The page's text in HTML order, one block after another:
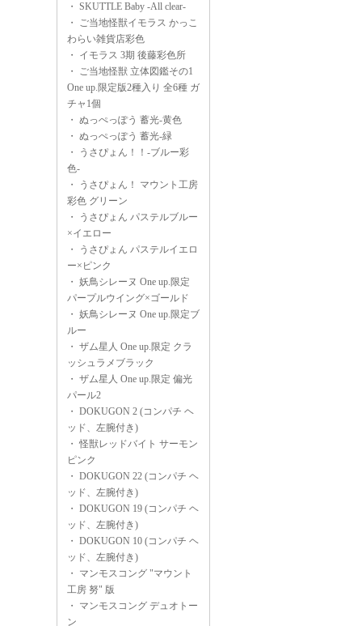
・ SKUTTLE Baby -All clear-
・ ご当地怪獣イモラス かっこ
わらい雑貨店彩色
・ イモラス 3期 後藤彩色所
・ ご当地怪獣 立体図鑑その1
One up.限定版2種入り 全6種 ガ
チャ1個
・ ぬっぺっぽう 蓄光-黄色
・ ぬっぺっぽう 蓄光-緑
・
うさぴょん！！-ブルー彩
色-
・
うさぴょん！ マウント工房
彩色 グリーン
・
うさぴょん パステルブルー
×イエロー
・
うさぴょん パステルイエロ
ー×ピンク
・ 妖鳥シレーヌ One up.限定
パープルウイング×ゴールド
・ 妖鳥シレーヌ One up.限定ブ
ルー
・ ザム星人 One up.限定 クラ
ッシュラメブラック
・ ザム星人 One up.限定 偏光
パール2
・ DOKUGON 2 (コンパチ ヘ
ッド、左腕付き)
・怪獣レッドバイト サーモン
ピンク
・ DOKUGON 22 (コンパチ ヘ
ッド、左腕付き)
・ DOKUGON 19 (コンパチ ヘ
ッド、左腕付き)
・ DOKUGON 10 (コンパチ ヘ
ッド、左腕付き)
・ マンモスコング "マウント
工房 努" 版
・ マンモスコング デュオトー
ン